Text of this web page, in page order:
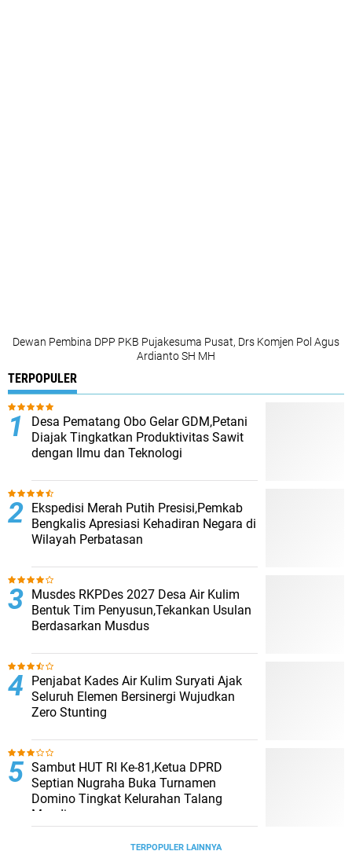
Dewan Pembina DPP PKB Pujakesuma Pusat, Drs Komjen Pol Agus
Ardianto SH MH
TERPOPULER
Desa Pematang Obo Gelar GDM,Petani
Diajak Tingkatkan Produktivitas Sawit
dengan Ilmu dan Teknologi
Ekspedisi Merah Putih Presisi,Pemkab
Bengkalis Apresiasi Kehadiran Negara di
Wilayah Perbatasan
Musdes RKPDes 2027 Desa Air Kulim
Bentuk Tim Penyusun,Tekankan Usulan
Berdasarkan Musdus
Penjabat Kades Air Kulim Suryati Ajak
Seluruh Elemen Bersinergi Wujudkan
Zero Stunting
Sambut HUT RI Ke-81,Ketua DPRD
Septian Nugraha Buka Turnamen
Domino Tingkat Kelurahan Talang
Mandi
TERPOPULER LAINNYA